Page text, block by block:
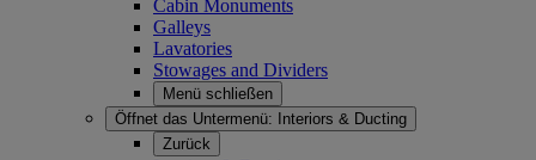
Cabin Monuments
Galleys
Lavatories
Stowages and Dividers
Menü schließen
Öffnet das Untermenü:
Interiors & Ducting
Zurück